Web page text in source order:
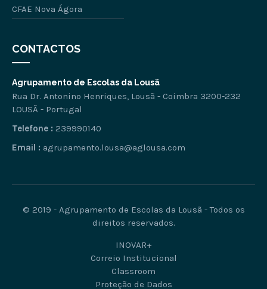
CFAE Nova Ágora
CONTACTOS
Agrupamento de Escolas da Lousã
Rua Dr. Antonino Henriques, Lousã - Coimbra 3200-232
LOUSÃ - Portugal
Telefone : 239990140
Email : agrupamento.lousa@aglousa.com
© 2019 - Agrupamento de Escolas da Lousã - Todos os
direitos reservados.
INOVAR+
Correio Institucional
Classroom
Proteção de Dados